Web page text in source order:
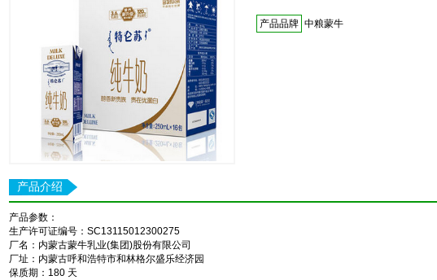
产品品牌 中粮蒙牛
产品介绍
产品参数：
生产许可证编号：SC13115012300275
厂名：内蒙古蒙牛乳业(集团)股份有限公司
厂址：内蒙古呼和浩特市和林格尔盛乐经济园
保质期：180 天